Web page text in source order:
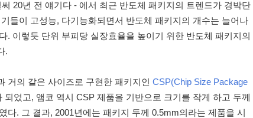
20년 전 얘기다 - 에서 최근 반도체 패키지의 트렌드가 경박단
들이 고성능, 다기능화되면서 반도체 패키지의 개수는 늘어나
. 이렇듯 단위 부피당 실장효율을 높이기 위한 반도체 패키지의
.
거의 같은 사이즈로 구현한 패키지인
CSP(Chip Size Package
되었고, 앰코 역시 CSP 제품을 기반으로 크기를 작게 하고 두께
다. 그 결과, 2001년에는 패키지 두께 0.5mm의라는 제품을 시